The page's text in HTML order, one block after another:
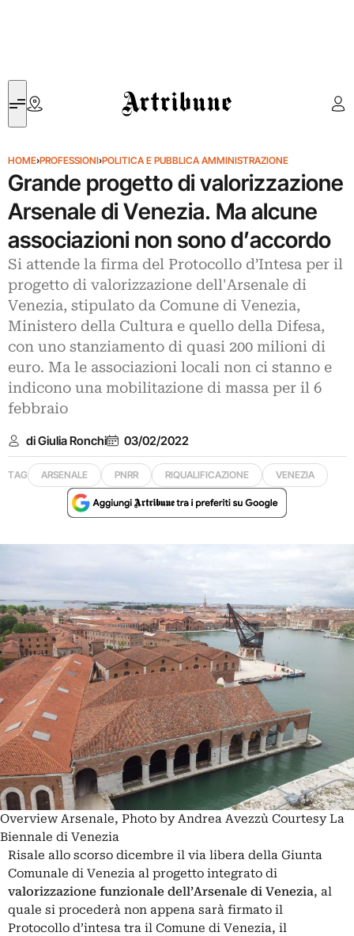
Artribune
HOME›PROFESSIONI›POLITICA E PUBBLICA AMMINISTRAZIONE
Grande progetto di valorizzazione
Arsenale di Venezia. Ma alcune
associazioni non sono d’accordo
Si attende la firma del Protocollo d’Intesa per il
progetto di valorizzazione dell'Arsenale di
Venezia, stipulato da Comune di Venezia,
Ministero della Cultura e quello della Difesa,
con uno stanziamento di quasi 200 milioni di
euro. Ma le associazioni locali non ci stanno e
indicono una mobilitazione di massa per il 6
febbraio
di Giulia Ronchi 03/02/2022
TAG ARSENALE PNRR RIQUALIFICAZIONE VENEZIA
Overview Arsenale, Photo by Andrea Avezzù Courtesy La
Biennale di Venezia
Risale allo scorso dicembre il via libera della Giunta
Comunale di Venezia al progetto integrato di
valorizzazione funzionale dell’Arsenale di Venezia, al
quale si procederà non appena sarà firmato il
Protocollo d’intesa tra il Comune di Venezia, il